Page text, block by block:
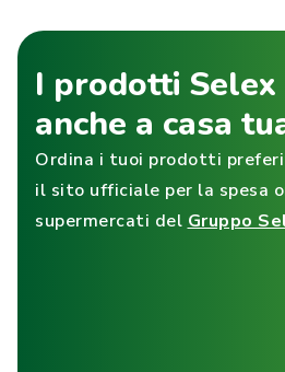
I prodotti
anche a casa
Ordina i tuoi prodotti
il sito ufficiale per la spesa
supermercati del Gruppo